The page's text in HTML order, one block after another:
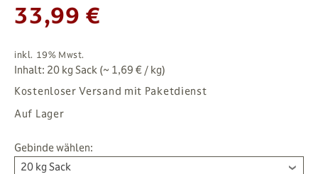
33,99 €
inkl. 19% Mwst.
Inhalt: 20 kg Sack (~ 1,69 € / kg)
Kostenloser Versand mit Paketdienst
Auf Lager
Gebinde wählen:
20 kg Sack